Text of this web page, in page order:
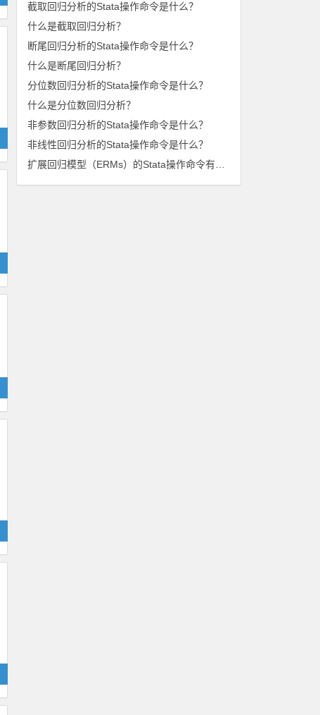
截取回归分析的Stata操作命令是什么？
什么是截取回归分析？
断尾回归分析的Stata操作命令是什么？
什么是断尾回归分析？
分位数回归分析的Stata操作命令是什么？
什么是分位数回归分析？
非参数回归分析的Stata操作命令是什么？
非线性回归分析的Stata操作命令是什么？
扩展回归模型（ERMs）的Stata操作命令有哪些？